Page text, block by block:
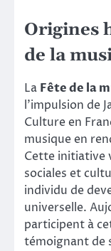
Origines
de la
La Fête de la
l’impulsion de
Culture en
musique en
Cette initiative
sociales et
individu de
universelle.
participent à
témoignant de